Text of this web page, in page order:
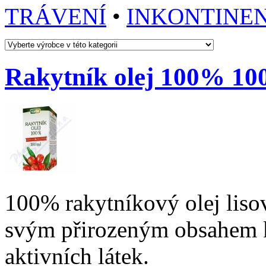
TRÁVENÍ •
Rakytník olej 100%
100% rakytníkový olej
svým přirozeným
aktivních látek.